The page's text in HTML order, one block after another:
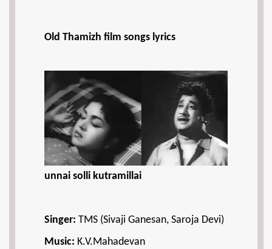
Old Thamizh film songs lyrics
unnai solli kutramillai
Singer: TMS (Sivaji Ganesan, Saroja Devi)
Music: K.V.Mahadevan